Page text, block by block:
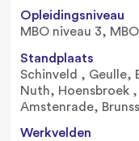
Opleidingsniveau
MBO niveau 3,
Standplaats
Schinveld
Geulle
Nuth
Hoensbroek
Amstenrade
Werkvelden